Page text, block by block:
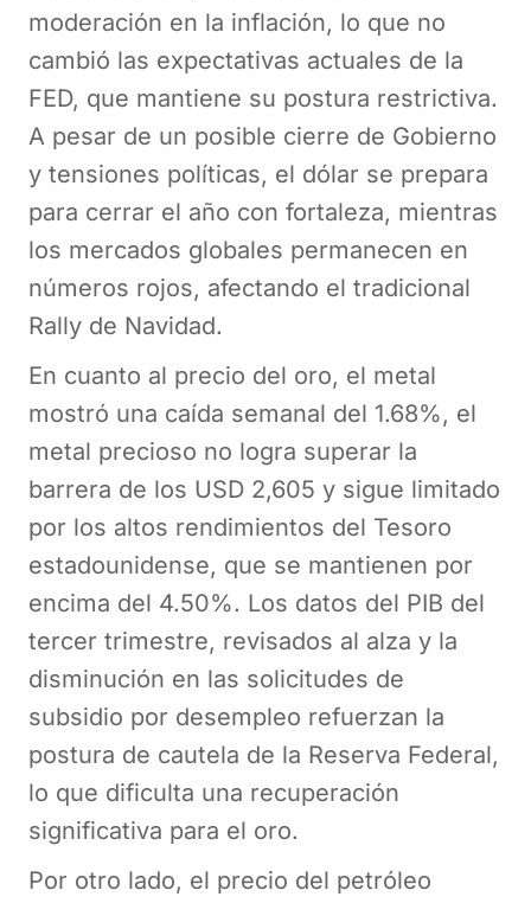
moderación en la inflación, lo que no
cambió las expectativas actuales de la
FED, que mantiene su postura restrictiva.
A pesar de un posible cierre de Gobierno
y tensiones políticas, el dólar se prepara
para cerrar el año con fortaleza, mientras
los mercados globales permanecen en
números rojos, afectando el tradicional
Rally de Navidad.
En cuanto al precio del oro, el metal
mostró una caída semanal del 1.68%, el
metal precioso no logra superar la
barrera de los USD 2,605 y sigue limitado
por los altos rendimientos del Tesoro
estadounidense, que se mantienen por
encima del 4.50%. Los datos del PIB del
tercer trimestre, revisados al alza y la
disminución en las solicitudes de
subsidio por desempleo refuerzan la
postura de cautela de la Reserva Federal,
lo que dificulta una recuperación
significativa para el oro.
Por otro lado, el precio del petróleo